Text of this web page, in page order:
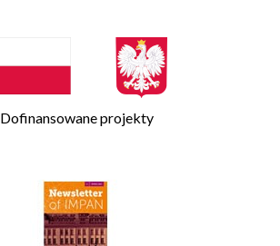
Dofinansowane projekty